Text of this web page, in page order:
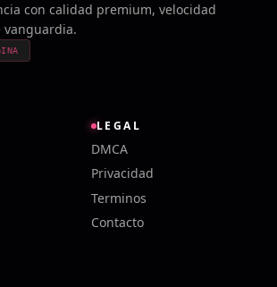
con calidad premium, velocidad
vanguardia.
LEGAL
DMCA
Privacidad
Terminos
Contacto